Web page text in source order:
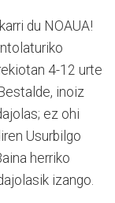
du NOAUA!
4-12 urte
inoiz
ez ohi
Usurbilgo
herriko
izango.